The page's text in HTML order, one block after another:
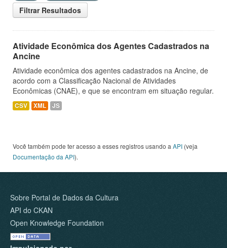
Filtrar Resultados
Atividade Econômica dos Agentes Cadastrados na
Ancine
Atividade econômica dos agentes cadastrados na Ancine, de
acordo com a Classificação Nacional de Atividades
Econômicas (CNAE), e que se encontram em situação regular.
CSV XML JS
Você também pode ter acesso a esses registros usando a API (veja
Documentação da API).
Sobre Portal de Dados da Cultura
API do CKAN
Open Knowledge Foundation